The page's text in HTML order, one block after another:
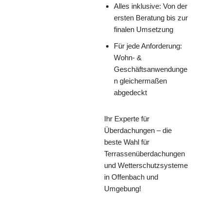
Alles inklusive: Von der
ersten Beratung bis zur
finalen Umsetzung
Für jede Anforderung:
Wohn- &
Geschäftsanwendunge
n gleichermaßen
abgedeckt
Ihr Experte für
Überdachungen – die
beste Wahl für
Terrassenüberdachungen
und Wetterschutzsysteme
in Offenbach und
Umgebung!